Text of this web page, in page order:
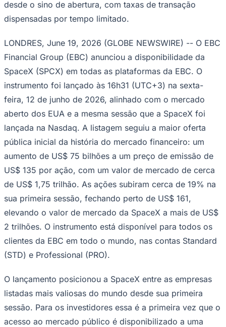
Para Sua Empresa
Vagas na RegiãoNovo
Hub de Negócios
Guia Comercial
Selo Verificado
Portal Educacional
Agenda de Vestibulares
Concursos
Panorama Econômico
Panorama Econômico
Para Sua Empresa
Anuncie no Portal
Verificar Empresa
Novo
Anunciar VagasNovo
Publicidade Legal
NBA
NFL
UFC
NHL
Atletismo
Vôlei
NBB
desde o sino de abertura, com taxas de transação
dispensadas por tempo limitado.
LONDRES, June 19, 2026 (GLOBE NEWSWIRE) -- O EBC
Financial Group (EBC) anunciou a disponibilidade da
SpaceX (SPCX) em todas as plataformas da EBC. O
instrumento foi lançado às 16h31 (UTC+3) na sexta-
feira, 12 de junho de 2026, alinhado com o mercado
aberto dos EUA e a mesma sessão que a SpaceX foi
lançada na Nasdaq. A listagem seguiu a maior oferta
pública inicial da história do mercado financeiro: um
aumento de US$ 75 bilhões a um preço de emissão de
US$ 135 por ação, com um valor de mercado de cerca
de US$ 1,75 trilhão. As ações subiram cerca de 19% na
sua primeira sessão, fechando perto de US$ 161,
elevando o valor de mercado da SpaceX a mais de US$
2 trilhões. O instrumento está disponível para todos os
clientes da EBC em todo o mundo, nas contas Standard
(STD) e Professional (PRO).
O lançamento posicionou a SpaceX entre as empresas
listadas mais valiosas do mundo desde sua primeira
sessão. Para os investidores essa é a primeira vez que o
acesso ao mercado público é disponibilizado a uma